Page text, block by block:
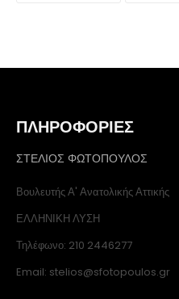
ΠΛΗΡΟΦΟΡΙΕΣ
ΣΤΕΛΙΟΣ ΦΩΤΟΠΟΥΛΟΣ
Βουλευτής Α' Ανατολικής Αττικής
ΕΛΛΗΝΙΚΗ ΛΥΣΗ
Τηλέφωνο: 210 2446277
Email: stelios@sfotopoulos.gr